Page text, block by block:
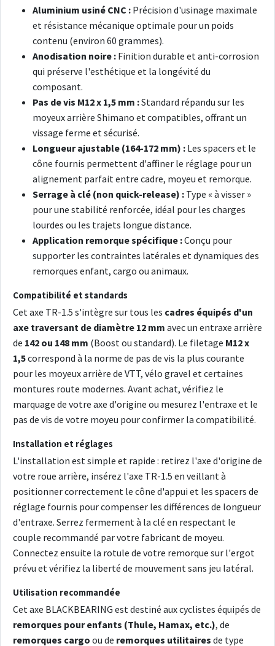
Aluminium usiné CNC : Précision d'usinage maximale
et résistance mécanique optimale pour un poids
contenu (environ 60 grammes).
Anodisation noire : Finition durable et anti-corrosion
qui préserve l'esthétique et la longévité du
composant.
Pas de vis M12 x 1,5 mm :Standard répandu sur les
moyeux arrière Shimano et compatibles, offrant un
vissage ferme et sécurisé.
Longueur ajustable (164-172 mm) : Les spacers et le
cône fournis permettent d'affiner le réglage pour un
alignement parfait entre cadre, moyeu et remorque.
Serrage à clé (non quick-release) : Type « à visser »
pour une stabilité renforcée, idéal pour les charges
lourdes ou les trajets longue distance.
Application remorque spécifique :Conçu pour
supporter les contraintes latérales et dynamiques des
remorques enfant, cargo ou animaux.
Compatibilité et standards
Cet axe TR-1.5 s'intègre sur tous les cadres équipés d'un
axe traversant de diamètre 12 mm avec un entraxe arrière
de 142 ou 148 mm (Boost ou standard). Le filetage M12 x
1,5correspond à la norme de pas de vis la plus courante
pour les moyeux arrière de VTT, vélo gravel et certaines
montures route modernes. Avant achat, vérifiez le
marquage de votre axe d'origine ou mesurez l'entraxe et le
pas de vis de votre moyeu pour confirmer la compatibilité.
Installation et réglages
L'installation est simple et rapide : retirez l'axe d'origine de
votre roue arrière, insérez l'axe TR-1.5 en veillant à
positionner correctement le cône d'appui et les spacers de
réglage fournis pour compenser les différences de longueur
d'entraxe. Serrez fermement à la clé en respectant le
couple recommandé par votre fabricant de moyeu.
Connectez ensuite la rotule de votre remorque sur l'ergot
prévu et vérifiez la liberté de mouvement sans jeu latéral.
Utilisation recommandée
Cet axe BLACKBEARING est destiné aux cyclistes équipés de
remorques pour enfants (Thule, Hamax, etc.), de
remorques cargo ou de remorques utilitaires de type